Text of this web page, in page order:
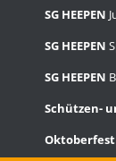
SG HEEPEN
SG HEEPEN
SG HEEPEN
Schützen-